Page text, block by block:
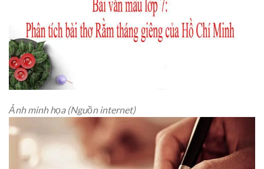
Ảnh minh họa (Nguồn internet)